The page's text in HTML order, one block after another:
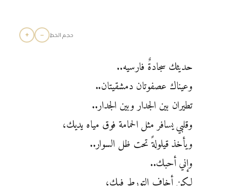
حجم الخط −
+
حديثك سجادةٌ فارسيه..
وعيناك عصفوتان دمشقيتان..
تطيران بين الجدار وبين الجدار..
وقلبي يسافر مثل الحمامة فوق مياه يديك،
ويأخذ قيلولةً تحت ظل السوار..
وإني أحبك..